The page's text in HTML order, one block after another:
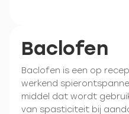
Baclofen
Baclofen is een op
werkend
middel dat wordt
van spasticiteit bij